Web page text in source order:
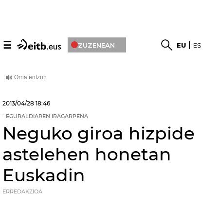
☰ ZUZENEAN EU ES
2013/04/28 18:46
EGURALDIAREN IRAGARPENA
Neguko giroa hizpide
astelehen honetan
Euskadin
ERREDAKZIOA